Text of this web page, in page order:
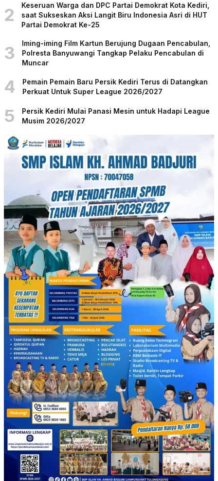
2
Keseruan Warga dan DPC Partai Demokrat Kota Kediri,
saat Sukseskan Aksi Langit Biru Indonesia Asri di HUT
Partai Demokrat Ke-25
3
Iming-iming Film Kartun Berujung Dugaan Pencabulan,
Polresta Banyuwangi Tangkap Pelaku Pencabulan di
Muncar
4
Pemain Pemain Baru Persik Kediri Terus di Datangkan
Perkuat Untuk Super League 2026/2027
5
Persik Kediri Mulai Panasi Mesin untuk Hadapi League
Musim 2026/2027